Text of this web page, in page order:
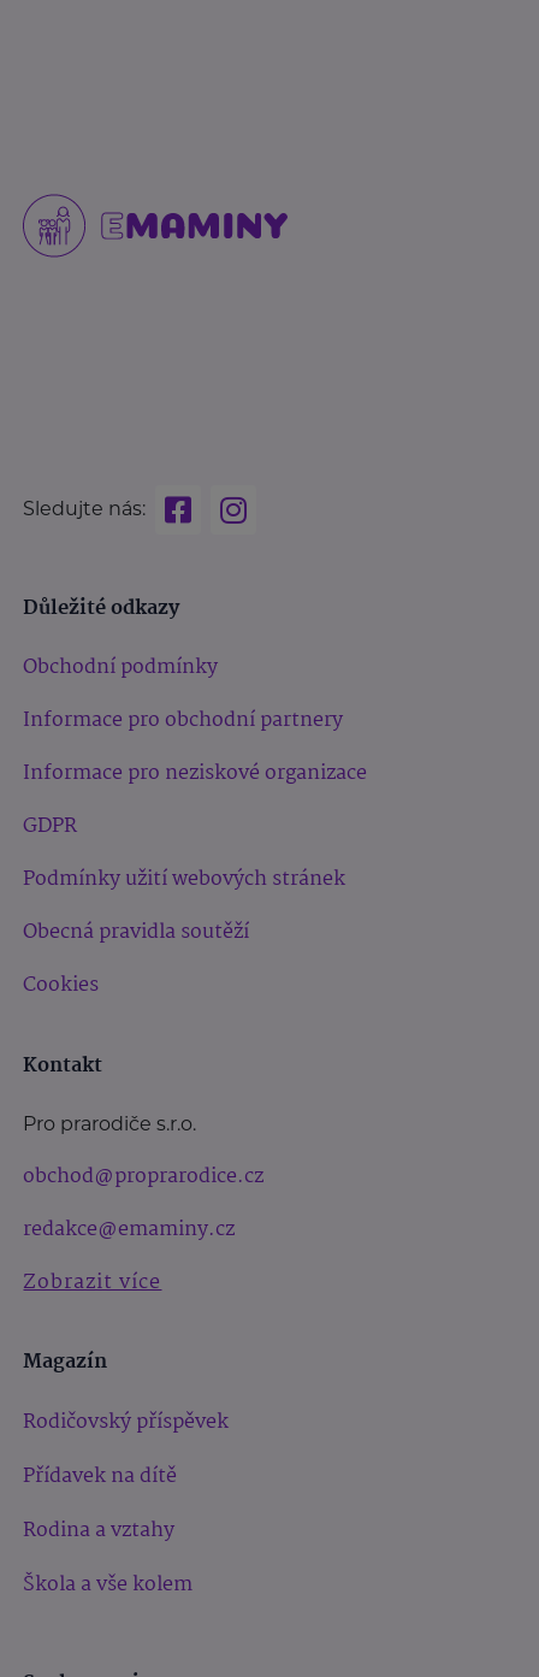
Sledujte nás:
Důležité odkazy
Obchodní podmínky
Informace pro obchodní partnery
Informace pro neziskové organizace
GDPR
Podmínky užití webových stránek
Obecná pravidla soutěží
Cookies
Kontakt
Pro prarodiče s.r.o.
obchod@proprarodice.cz
redakce@emaminy.cz
Zobrazit více
Magazín
Rodičovský příspěvek
Přídavek na dítě
Rodina a vztahy
Škola a vše kolem